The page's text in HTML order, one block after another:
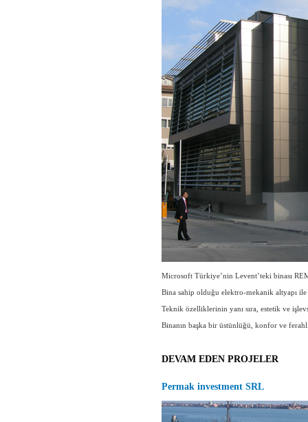
Microsoft Türkiye’nin Levent’teki binası
Bina sahip olduğu elektro-mekanik altyapı ile
Teknik özelliklerinin yanı sıra, estetik ve
Binanın başka bir üstünlüğü, konfor ve
DEVAM EDEN PROJELER
Permak investment SRL